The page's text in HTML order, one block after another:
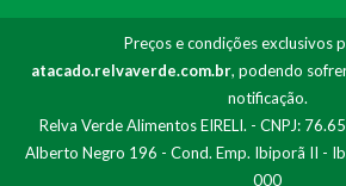
Preços e condições exclusivos
atacado.relvaverde.com.br, podendo
notificação.
Relva Verde Alimentos EIRELI. - CNPJ:
Alberto Negro 196 - Cond. Emp. Ibiporã II -
000